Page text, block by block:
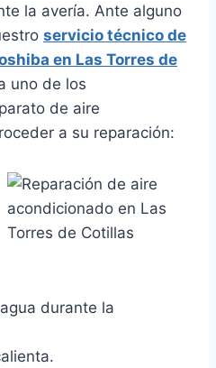
la avería. Ante alguno
servicio técnico de
en Las Torres de
uno de los
de aire
a su reparación:
durante la